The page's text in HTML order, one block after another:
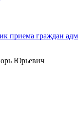
приема граждан
Юрьевич